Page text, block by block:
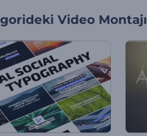
Video Montajı